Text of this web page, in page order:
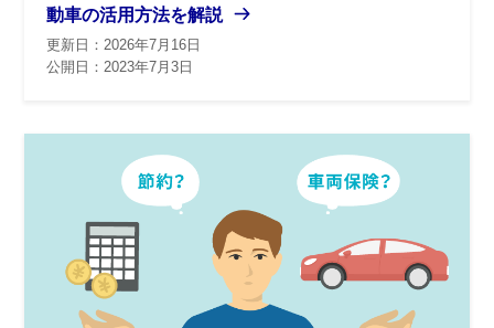
動車の活用方法を解説
更新日：2026年7月16日
公開日：2023年7月3日